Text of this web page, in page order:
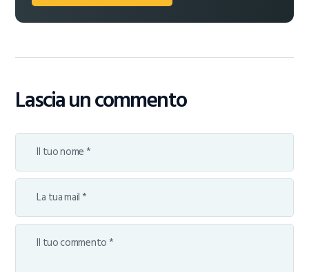
Lascia un commento